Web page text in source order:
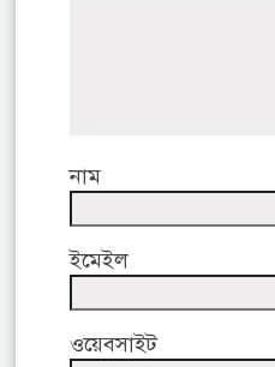
নাম
ইমেইল
ওয়েবসাইট